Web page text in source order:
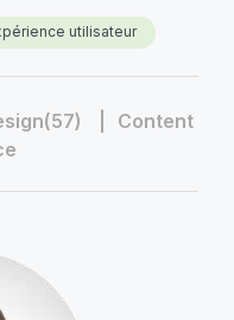
utilisateur
Content